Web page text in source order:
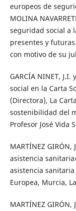
europeos de
MOLINA
seguridad social a
presentes y
con motivo de su
GARCÍA NINET, J.I.
social en la Carta
(Directora), La
sostenibilidad del
Profesor José Vida
MARTÍNEZ
asistencia
asistencia
Europea, Murcia,
MARTÍNEZ